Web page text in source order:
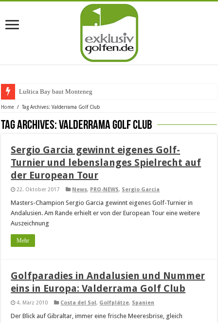
Luštica Bay baut Montenegros
Home / Tag Archives: Valderrama Golf Club
Tag Archives:Valderrama Golf Club
Sergio Garcia gewinnt eigenes Golf-
Turnier und lebenslanges Spielrecht auf
der European Tour
22. Oktober 2017 News, PRO-NEWS, Sergio Garcia
Masters-Champion Sergio Garcia gewinnt eigenes Golf-Turnier in
Andalusien. Am Rande erhielt er von der European Tour eine weitere
Auszeichnung
Mehr
Golfparadies in Andalusien und Nummer
eins in Europa: Valderrama Golf Club
4. März 2010 Costa del Sol, Golfplätze, Spanien
Der Blick auf Gibraltar, immer eine frische Meeresbrise, gleich